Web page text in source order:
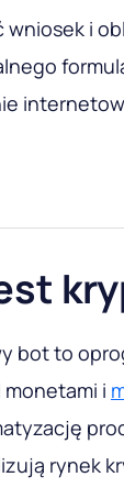
wniosek i
bot to
i
rynek